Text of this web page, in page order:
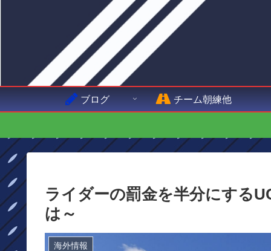
ブログ チーム朝練他
ライダーの罰金を半分にする
は～
海外情報